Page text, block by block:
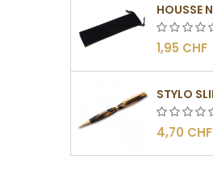
1,95 CHF
4,70 CHF